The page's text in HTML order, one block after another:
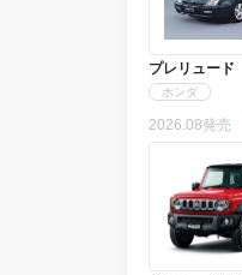
プレリュード
ホンダ
2026.08発売